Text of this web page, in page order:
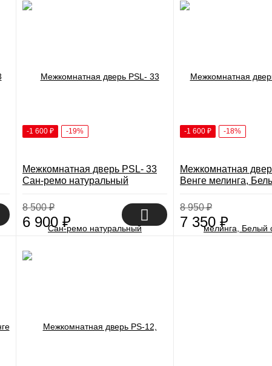
-1 600 ₽ -19%
Межкомнатная дверь PSL- 33
Сан-ремо натуральный
8 500₽
6 900 ₽
-1 600 ₽ -18%
Межкомнатная
Венге мелинга,
8 950₽
7 350 ₽